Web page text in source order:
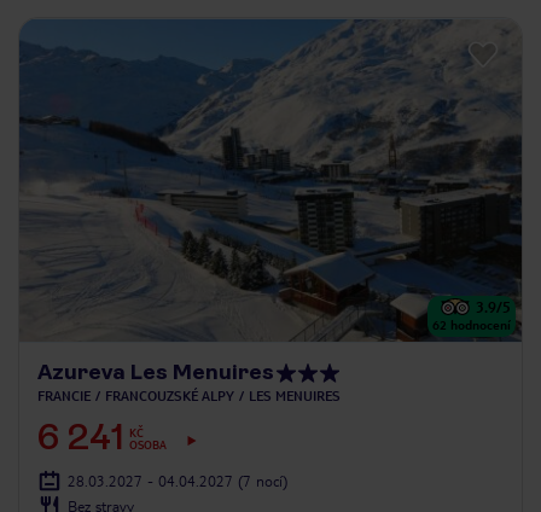
3.9/5
62 hodnocení
Azureva Les Menuires
FRANCIE FRANCOUZSKÉ ALPY LES MENUIRES
6 241
KČ
OSOBA
28.03.2027 - 04.04.2027 (7 nocí)
Bez stravy